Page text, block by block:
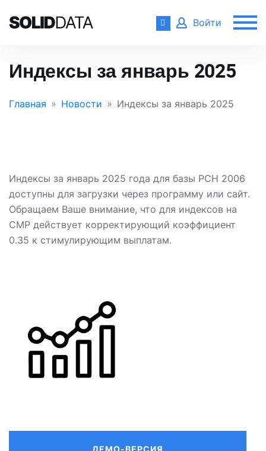
Войти
Индексы за январь 2025
Главная Новости Индексы за январь 2025
Индексы за январь 2025 года для базы РСН 2006
доступны для загрузки через программу или сайт.
Обращаем Ваше внимание, что для индексов на
СМР действует корректирующий коэффициент
0.35 к стимулирующим выплатам.
ДЕМО-ВЕРСИЯ